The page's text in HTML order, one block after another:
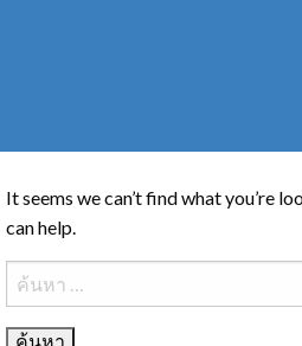
It seems we can’t find what you’re
can help.
ค้นหา
สำหรับ: